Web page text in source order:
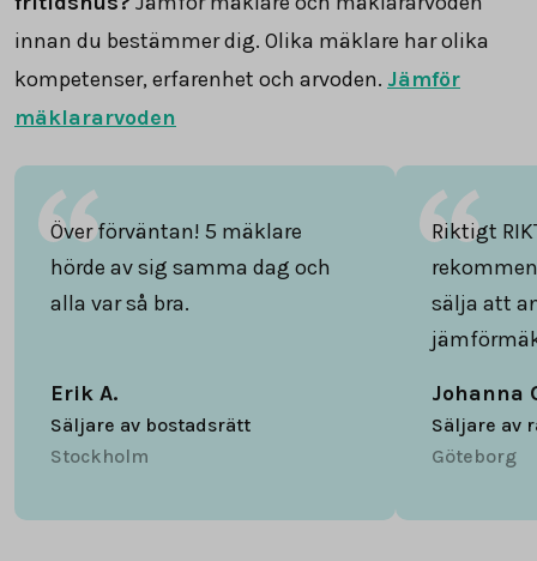
innan du bestämmer dig. Olika mäklare har olika
kompetenser, erfarenhet och arvoden. Jämför
mäklararvoden
Över förväntan! 5 mäklare
hörde av sig samma dag och
alla var så bra.
Erik A.
Säljare av bostadsrätt
Stockholm
Riktigt
sälja att
Johanna
Säljare av
Göteborg